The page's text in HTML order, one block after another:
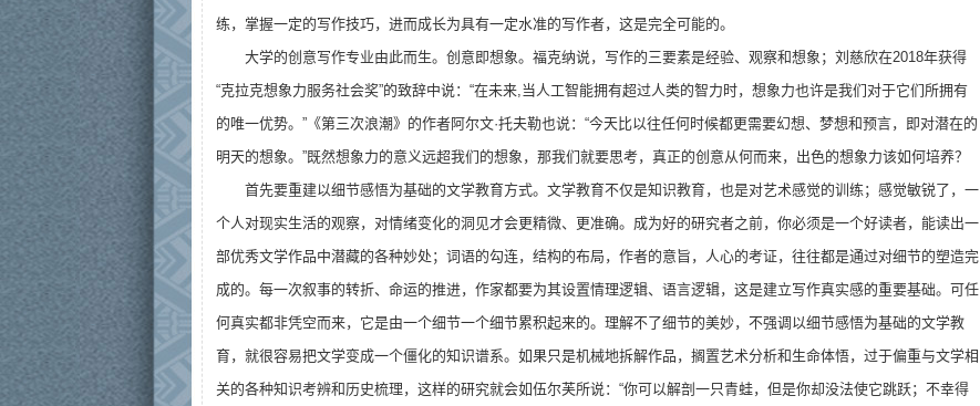
练，掌握一定的写作技巧，进而成长为具有一定水准的写作者，这是完全可能的。
大学的创意写作专业由此而生。创意即想象。福克纳说，写作的三要素是经验、观察和想象；刘慈欣在2018年获得
“克拉克想象力服务社会奖”的致辞中说：“在未来,当人工智能拥有超过人类的智力时，想象力也许是我们对于它们所拥有
的唯一优势。”《第三次浪潮》的作者阿尔文·托夫勒也说：“今天比以往任何时候都更需要幻想、梦想和预言，即对潜在的
明天的想象。”既然想象力的意义远超我们的想象，那我们就要思考，真正的创意从何而来，出色的想象力该如何培养？
首先要重建以细节感悟为基础的文学教育方式。文学教育不仅是知识教育，也是对艺术感觉的训练；感觉敏锐了，一
个人对现实生活的观察，对情绪变化的洞见才会更精微、更准确。成为好的研究者之前，你必须是一个好读者，能读出一
部优秀文学作品中潜藏的各种妙处；词语的勾连，结构的布局，作者的意旨，人心的考证，往往都是通过对细节的塑造完
成的。每一次叙事的转折、命运的推进，作家都要为其设置情理逻辑、语言逻辑，这是建立写作真实感的重要基础。可任
何真实都非凭空而来，它是由一个细节一个细节累积起来的。理解不了细节的美妙，不强调以细节感悟为基础的文学教
育，就很容易把文学变成一个僵化的知识谱系。如果只是机械地拆解作品，搁置艺术分析和生命体悟，过于偏重与文学相
关的各种知识考辨和历史梳理，这样的研究就会如伍尔芙所说：“你可以解剖一只青蛙，但是你却没法使它跳跃；不幸得